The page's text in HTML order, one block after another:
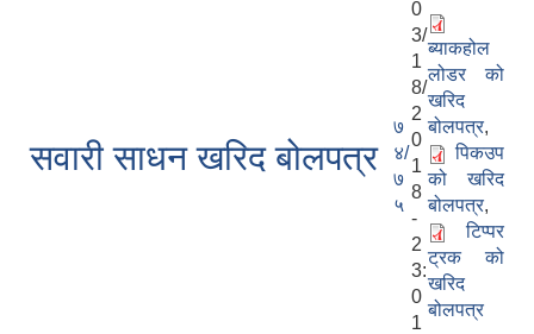
सवारी साधन खरिद बोलपत्र
७
४/
७
५
0
3/
1
8/
2
0
1
8
-
2
3:
0
1
ब्याकहोल
लोडर को
खरिद
बोलपत्र,
पिकउप
को खरिद
बोलपत्र,
टिप्पर
ट्रक को
खरिद
बोलपत्र